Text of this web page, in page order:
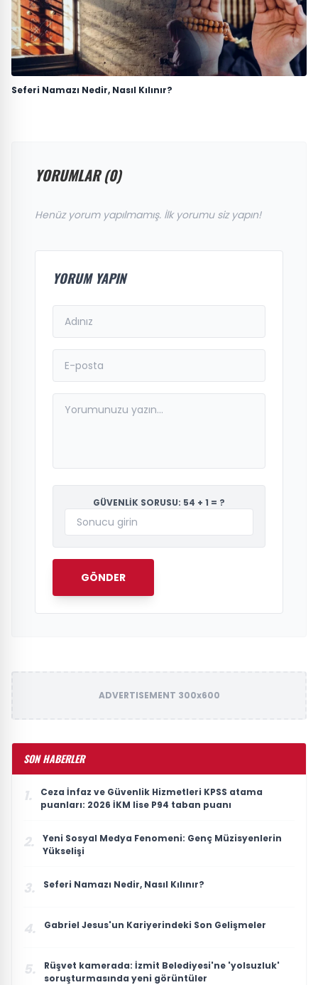
Seferi Namazı Nedir, Nasıl Kılınır?
YORUMLAR (0)
Henüz yorum yapılmamış. İlk yorumu siz yapın!
YORUM YAPIN
GÜVENLİK SORUSU: 54 + 1 = ?
GÖNDER
ADVERTISEMENT 300x600
SON HABERLER
1.
Ceza İnfaz ve Güvenlik Hizmetleri KPSS atama
puanları: 2026 İKM lise P94 taban puanı
2.
Yeni Sosyal Medya Fenomeni: Genç Müzisyenlerin
Yükselişi
3. Seferi Namazı Nedir, Nasıl Kılınır?
4. Gabriel Jesus'un Kariyerindeki Son Gelişmeler
5.
Rüşvet kamerada: İzmit Belediyesi'ne 'yolsuzluk'
soruşturmasında yeni görüntüler